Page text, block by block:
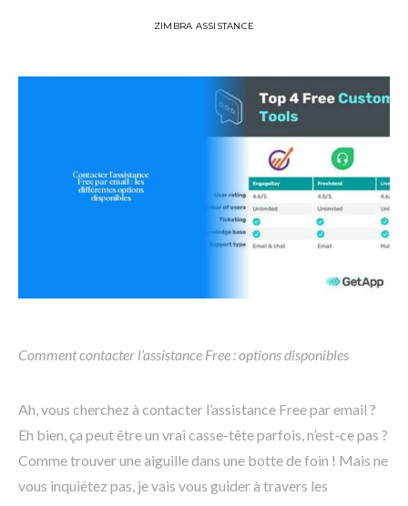
ZIMBRA ASSISTANCE
Comment contacter l’assistance Free : options disponibles
Ah, vous cherchez à contacter l’assistance Free par email ?
Eh bien, ça peut être un vrai casse-tête parfois, n’est-ce pas ?
Comme trouver une aiguille dans une botte de foin ! Mais ne
vous inquiétez pas, je vais vous guider à travers les